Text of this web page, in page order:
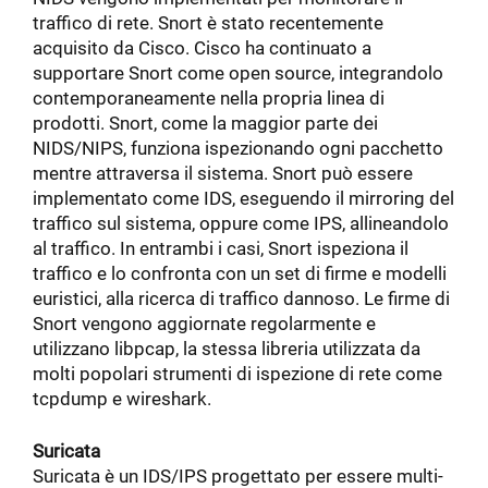
traffico di rete. Snort è stato recentemente
acquisito da Cisco. Cisco ha continuato a
supportare Snort come open source, integrandolo
contemporaneamente nella propria linea di
prodotti. Snort, come la maggior parte dei
NIDS/NIPS, funziona ispezionando ogni pacchetto
mentre attraversa il sistema. Snort può essere
implementato come IDS, eseguendo il mirroring del
traffico sul sistema, oppure come IPS, allineandolo
al traffico. In entrambi i casi, Snort ispeziona il
traffico e lo confronta con un set di firme e modelli
euristici, alla ricerca di traffico dannoso. Le firme di
Snort vengono aggiornate regolarmente e
utilizzano libpcap, la stessa libreria utilizzata da
molti popolari strumenti di ispezione di rete come
tcpdump e wireshark.
Suricata
Suricata è un IDS/IPS progettato per essere multi-